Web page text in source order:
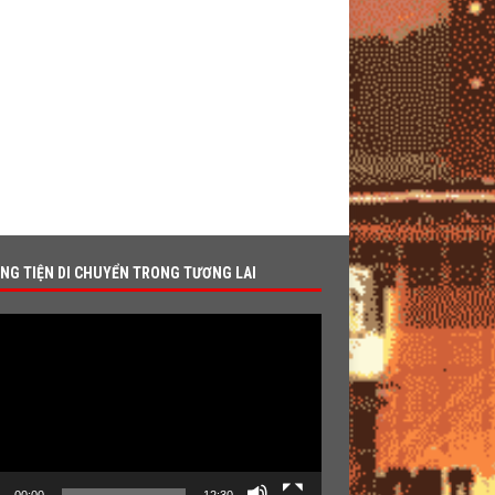
TIỆN DI CHUYỂN TRONG TƯƠNG LAI